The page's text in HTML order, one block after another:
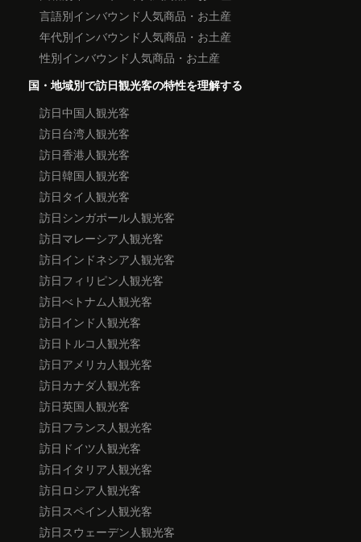
言語別インバウンド人気商品・お土産
年代別インバウンド人気商品・お土産
性別インバウンド人気商品・お土産
国・地域別で訪日観光客の特性を理解する
訪日中国人観光客
訪日台湾人観光客
訪日香港人観光客
訪日韓国人観光客
訪日タイ人観光客
訪日シンガポール人観光客
訪日マレーシア人観光客
訪日インドネシア人観光客
訪日フィリピン人観光客
訪日べトナム人観光客
訪日インド人観光客
訪日トルコ人観光客
訪日アメリカ人観光客
訪日カナダ人観光客
訪日英国人観光客
訪日フランス人観光客
訪日ドイツ人観光客
訪日イタリア人観光客
訪日ロシア人観光客
訪日スペイン人観光客
訪日スウェーデン人観光客